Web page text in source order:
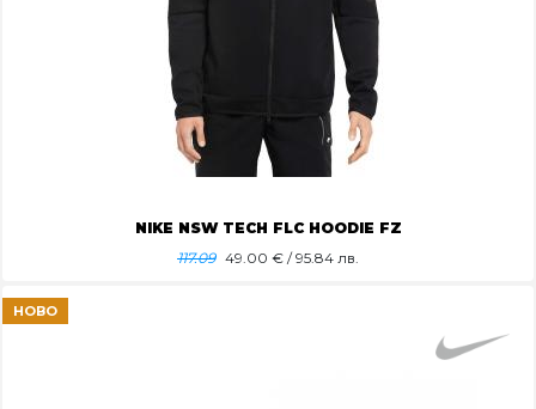
NIKE NSW TECH FLC HOODIE FZ
117.09 49.00 € / 95.84 лв.
НОВО